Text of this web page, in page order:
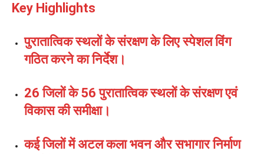
Key Highlights
पुरातात्विक स्थलों के संरक्षण के लिए स्पेशल विंग
गठित करने का निर्देश।
26 जिलों के 56 पुरातात्विक स्थलों के संरक्षण एवं
विकास की समीक्षा।
कई जिलों में अटल कला भवन और सभागार निर्माण